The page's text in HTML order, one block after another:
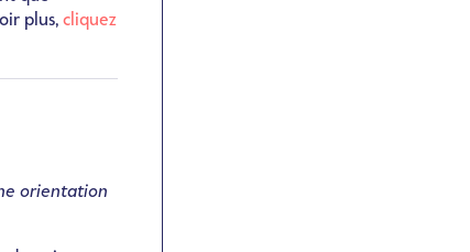
plus,cliquez
orientation